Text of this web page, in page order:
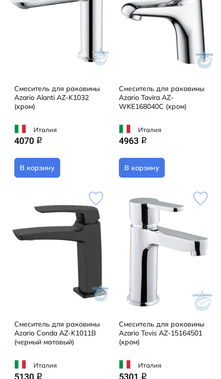
Смеситель для раковины
Azario Alanti AZ-K1032
(хром)
Италия
4070 q
В корзину
Смеситель для раковины
Azario Tavira AZ-
WKE168040C (хром)
Италия
4963 q
В корзину
Смеситель для раковины
Azario Conda AZ-K1011B
(черный матовый)
Италия
5130 q
Смеситель для раковины
Azario Tevis AZ-15164501
(хром)
Италия
5301 q